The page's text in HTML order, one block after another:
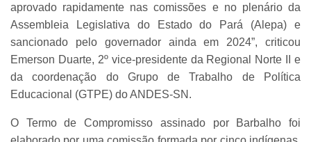
aprovado rapidamente nas comissões e no plenário da
Assembleia Legislativa do Estado do Pará (Alepa) e
sancionado pelo governador ainda em 2024”, criticou
Emerson Duarte, 2º vice-presidente da Regional Norte II e
da coordenação do Grupo de Trabalho de Política
Educacional (GTPE) do ANDES-SN.
O Termo de Compromisso assinado por Barbalho foi